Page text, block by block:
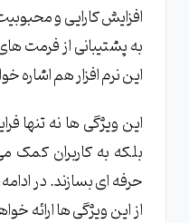
افزایش کارایی و
به پشتیبانی از فرمت
این نرم افزار هم اشاره
این ویژگی ها نه تنها
بلکه به کاربران کمک
حرفه ای بسازند. در
از این ویژگی ها ارائه